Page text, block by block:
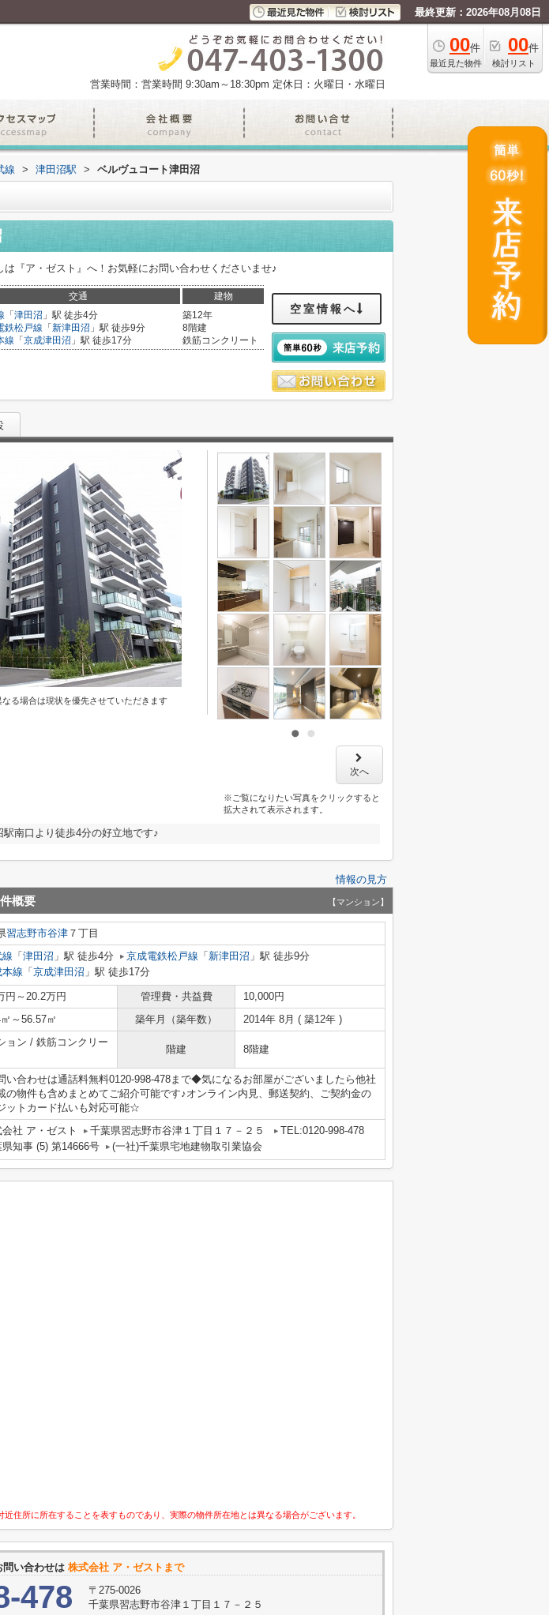
最終更新：2026年08月08日
00件
最近見た物件
00件
検討リスト
営業時間：営業時間 9:30am～18:30pm 定休日：火曜日・水曜日
線 > 津田沼駅 > ベルヴュコート津田沼
『ア・ゼスト』へ！お気軽にお問い合わせくださいませ♪
交通 建物
「 津田沼 」駅 徒歩4分
鉄松戸線 「 新津田沼 」駅 徒歩9分
線 「 京成津田沼 」駅 徒歩17分
築12年
8階建
鉄筋コンクリート
空室情報へ
る場合は現状を優先させていただきます
次へ
※ご覧になりたい写真をクリックすると
拡大されて表示されます。
駅南口より徒歩4分の好立地です♪
情報の見方
概要 【マンション】
習志野市谷津 ７丁目
線 「 津田沼 」駅 徒歩4分 京成電鉄松戸線 「 新津田沼 」駅 徒歩9分
線 「 京成津田沼 」駅 徒歩17分
円～20.2万円 管理費・共益費
10,000円
～56.57㎡ 築年月（築年数） 2014年 8月 ( 築12年 )
ョン / 鉄筋コンクリー
階建 8階建
合わせは通話料無料0120-998-478まで◆気になるお部屋がございましたら他社
の物件も含めまとめてご紹介可能です♪オンライン内見、郵送契約、ご契約金の
ットカード払いも対応可能☆
社 ア・ゼスト 千葉県習志野市谷津１丁目１７－２５
TEL:0120-998-478
県知事 (5) 第14666号
(一社)千葉県宅地建物取引業協会
住所に所在することを表すものであり、実際の物件所在地とは異なる場合がございます。
問い合わせは 株式会社 ア・ゼストまで
478
〒275-0026
千葉県習志野市谷津１丁目１７－２５